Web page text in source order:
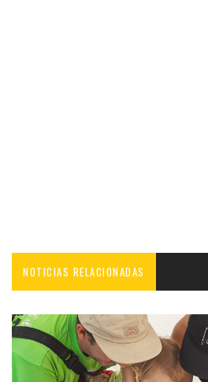
NOTICIAS RELACIONADAS